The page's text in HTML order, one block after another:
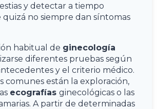
y detectar a tiempo
quizá no siempre dan síntomas
habitual de ginecología
diferentes pruebas según
y el criterio médico.
comunes están la exploración,
ecografías ginecológicas o las
A partir de determinadas